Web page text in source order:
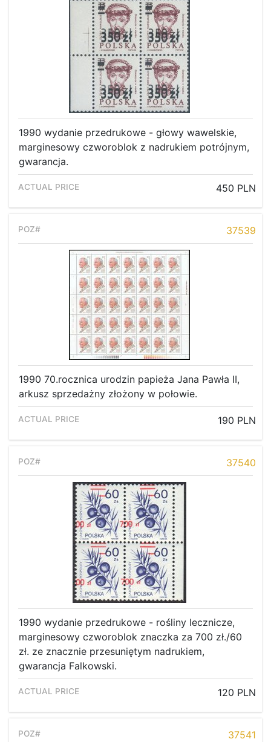
1990 wydanie przedrukowe - głowy wawelskie,
marginesowy czworoblok z nadrukiem potrójnym,
gwarancja.
450 PLN
37539
1990 70.rocznica urodzin papieża Jana Pawła II,
arkusz sprzedażny złożony w połowie.
190 PLN
37540
1990 wydanie przedrukowe - rośliny lecznicze,
marginesowy czworoblok znaczka za 700 zł./60
zł. ze znacznie przesuniętym nadrukiem,
gwarancja Falkowski.
120 PLN
37541